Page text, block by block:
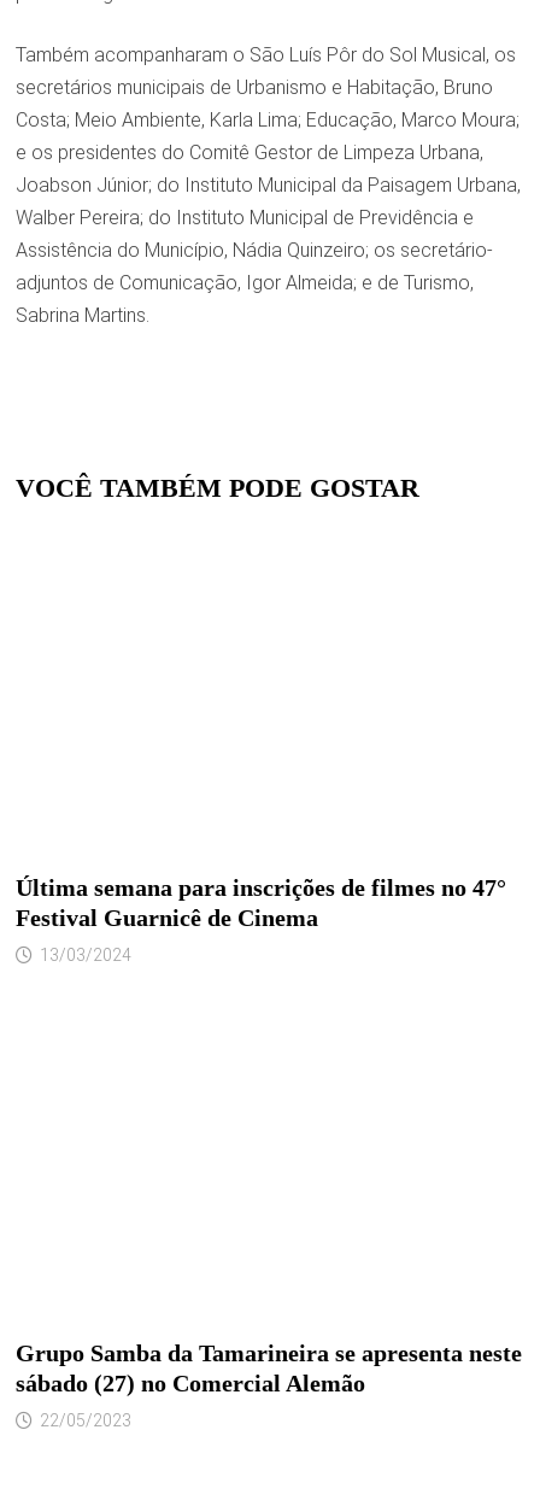
Também acompanharam o São Luís Pôr do Sol Musical, os
secretários municipais de Urbanismo e Habitação, Bruno
Costa; Meio Ambiente, Karla Lima; Educação, Marco Moura;
e os presidentes do Comitê Gestor de Limpeza Urbana,
Joabson Júnior; do Instituto Municipal da Paisagem Urbana,
Walber Pereira; do Instituto Municipal de Previdência e
Assistência do Município, Nádia Quinzeiro; os secretário-
adjuntos de Comunicação, Igor Almeida; e de Turismo,
Sabrina Martins.
VOCÊ TAMBÉM PODE GOSTAR
Última semana para inscrições de filmes no 47°
Festival Guarnicê de Cinema
13/03/2024
Grupo Samba da Tamarineira se apresenta neste
sábado (27) no Comercial Alemão
22/05/2023